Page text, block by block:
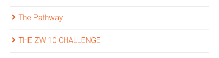
The Pathway
THE ZW 10 CHALLENGE